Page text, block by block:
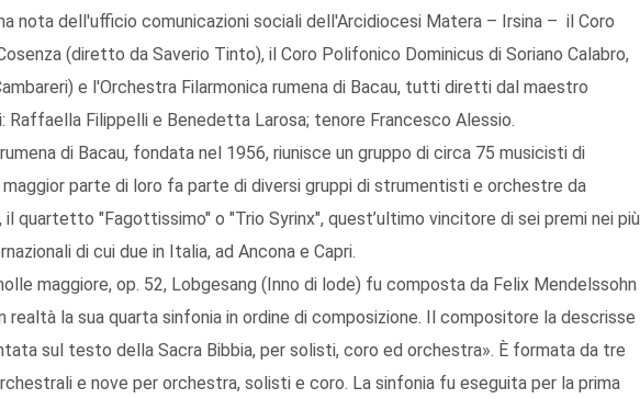
nota dell'ufficio comunicazioni sociali dell'Arcidiocesi Matera – Irsina – il Coro
(diretto da Saverio Tinto), il Coro Polifonico Dominicus di Soriano Calabro,
e l'Orchestra Filarmonica rumena di Bacau, tutti diretti dal maestro
Raffaella Filippelli e Benedetta Larosa; tenore Francesco Alessio.
di Bacau, fondata nel 1956, riunisce un gruppo di circa 75 musicisti di
parte di loro fa parte di diversi gruppi di strumentisti e orchestre da
il quartetto "Fagottissimo" o "Trio Syrinx", quest’ultimo vincitore di sei premi nei più
di cui due in Italia, ad Ancona e Capri.
maggiore, op. 52, Lobgesang (Inno di lode) fu composta da Felix Mendelssohn
realtà la sua quarta sinfonia in ordine di composizione. Il compositore la descrisse
sul testo della Sacra Bibbia, per solisti, coro ed orchestra». È formata da tre
e nove per orchestra, solisti e coro. La sinfonia fu eseguita per la prima